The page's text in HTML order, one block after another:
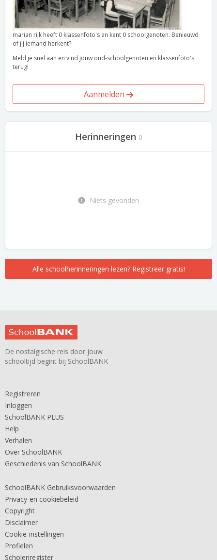
marian rijk heeft 0 klassenfoto's en kent 0 schoolgenoten. Benieuwd
of jij iemand herkent?
Meld je snel aan en vind jouw oud-schoolgenoten en klassenfoto's
terug!
Aanmelden
Herinneringen 0
Niets gevonden
Alle schoolherinneringen lezen? Registreer gratis!
De nostalgische reis door jouw
schooltijd begint bij SchoolBANK
Registreren
Inloggen
SchoolBANK PLUS
Help
Verhalen
Over SchoolBANK
Geschiedenis van SchoolBANK
SchoolBANK Gebruiksvoorwaarden
Privacy-en cookiebeleid
Copyright
Disclaimer
Cookie-instellingen
Profielen
Scholenregister